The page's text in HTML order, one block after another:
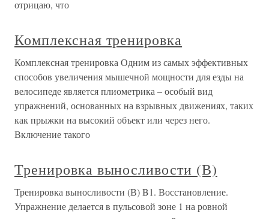
отрицаю, что
Комплексная тренировка
Комплексная тренировка Одним из самых эффективных
способов увеличения мышечной мощности для езды на
велосипеде является плиометрика – особый вид
упражнений, основанных на взрывных движениях, таких
как прыжки на высокий объект или через него.
Включение такого
Тренировка выносливости (В)
Тренировка выносливости (В) B1. Восстановление.
Упражнение делается в пульсовой зоне 1 на ровной